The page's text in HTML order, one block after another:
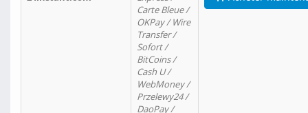
Carte Bleue /
OKPay / Wire
Transfer /
Sofort /
BitCoins /
Cash U /
WebMoney /
Przelewy24 /
DaoPay /